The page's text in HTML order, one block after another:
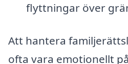
flyttningar över
Att hantera
ofta vara emotionellt